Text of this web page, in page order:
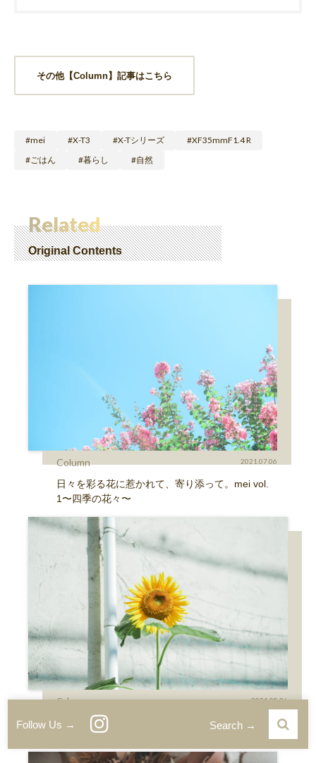
Follow Us → Search →
その他【Column】記事はこちら
mei X-T3 X-Tシリーズ
XF35mmF1.4 R
ごはん
暮らし 自然
Related
Original Contents
Column 2021.07.06
日々を彩る花に惹かれて、寄り添って。mei vol.
1〜四季の花々〜
Column 2021.08.26
日々を彩る花に惹かれて、寄り添って。mei vol.2〜道端
で出逢う花〜